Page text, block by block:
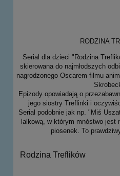
RODZINA
Serial dla dzieci "Rodzina
skierowana do najmłodszych
nagrodzonego Oscarem filmu
Epizody opowiadają o
jego siostry Treflinki i
Serial podobnie jak np. "Miś
lalkową, w którym mnóstwo
piosenek. To
Rodzina Treflików